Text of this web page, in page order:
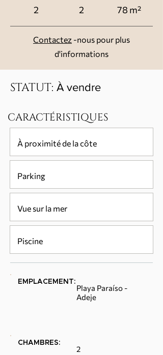
2 2 78 m²
Contactez -nous pour plus
d'informations
STATUT: À vendre
CARACTÉRISTIQUES
À proximité de la côte
Parking
Vue sur la mer
Piscine
EMPLACEMENT:
Playa Paraíso -
Adeje
CHAMBRES:
2